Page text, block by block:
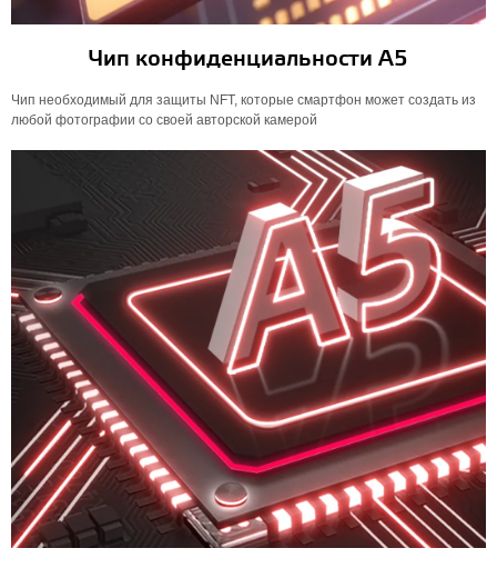
Чип конфиденциальности А5
Чип необходимый для защиты NFT, которые смартфон может создать из
любой фотографии со своей авторской камерой